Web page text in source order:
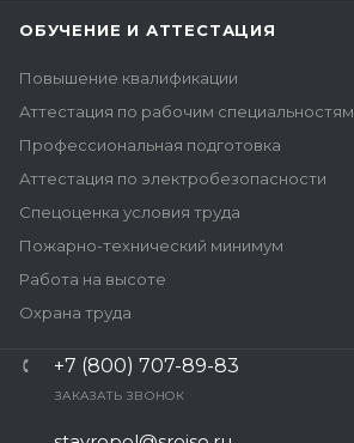
ОБУЧЕНИЕ И АТТЕСТАЦИЯ
Повышение квалификации
Аттестация по рабочим специальностям
Профессиональная подготовка
Аттестация по электробезопасности
Спецоценка условия труда
Пожарно-технический минимум
Работа на высоте
Охрана труда
+7 (800) 707-89-83
ЗАКАЗАТЬ ЗВОНОК